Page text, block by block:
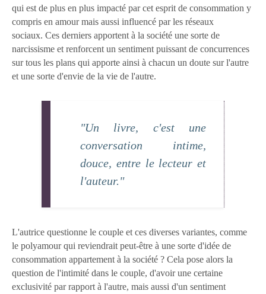
qui est de plus en plus impacté par cet esprit de consommation y
compris en amour mais aussi influencé par les réseaux
sociaux. Ces derniers apportent à la société une sorte de
narcissisme et renforcent un sentiment puissant de concurrences
sur tous les plans qui apporte ainsi à chacun un doute sur l'autre
et une sorte d'envie de la vie de l'autre.
"Un livre, c'est une
conversation intime,
douce, entre le lecteur et
l'auteur."
L'autrice questionne le couple et ces diverses variantes, comme
le polyamour qui reviendrait peut-être à une sorte d'idée de
consommation appartement à la société ? Cela pose alors la
question de l'intimité dans le couple, d'avoir une certaine
exclusivité par rapport à l'autre, mais aussi d'un sentiment